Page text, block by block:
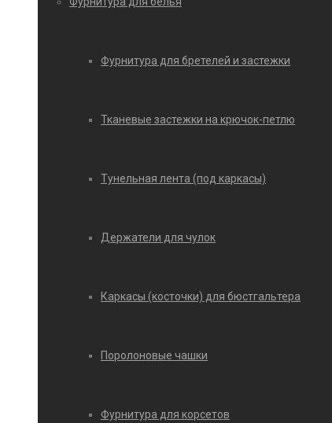
Фурнитура для бретелей и застежки
Тканевые застежки на крючок-петлю
Тунельная лента (под каркасы)
Держатели для чулок
Каркасы (косточки) для бюстгальтера
Поролоновые чашки
Фурнитура для корсетов